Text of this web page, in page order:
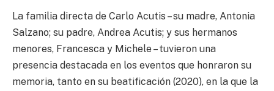
La familia directa de Carlo Acutis – su madre, Antonia
Salzano; su padre, Andrea Acutis; y sus hermanos
menores, Francesca y Michele – tuvieron una
presencia destacada en los eventos que honraron su
memoria, tanto en su beatificación (2020), en la que la